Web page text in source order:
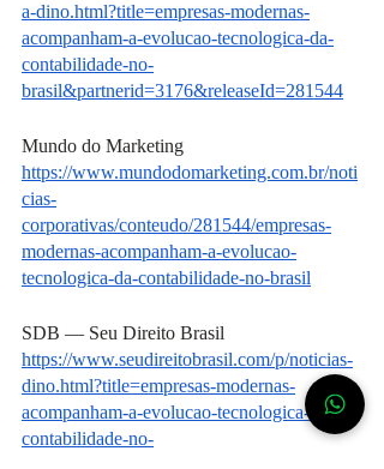
a-dino.html?title=empresas-modernas-
acompanham-a-evolucao-tecnologica-da-
contabilidade-no-
brasil&partnerid=3176&releaseId=281544
Mundo do Marketing
https://www.mundodomarketing.com.br/noti
cias-
corporativas/conteudo/281544/empresas-
modernas-acompanham-a-evolucao-
tecnologica-da-contabilidade-no-brasil
SDB — Seu Direito Brasil
https://www.seudireitobrasil.com/p/noticias-
dino.html?title=empresas-modernas-
acompanham-a-evolucao-tecnologica-da-
contabilidade-no-